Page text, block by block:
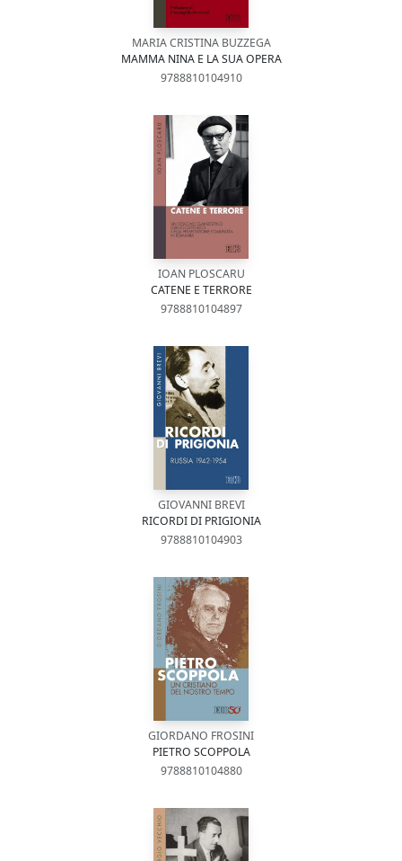
MARIA CRISTINA BUZZEGA
MAMMA NINA E LA SUA OPERA
9788810104910
IOAN PLOSCARU
CATENE E TERRORE
9788810104897
GIOVANNI BREVI
RICORDI DI PRIGIONIA
9788810104903
GIORDANO FROSINI
PIETRO SCOPPOLA
9788810104880